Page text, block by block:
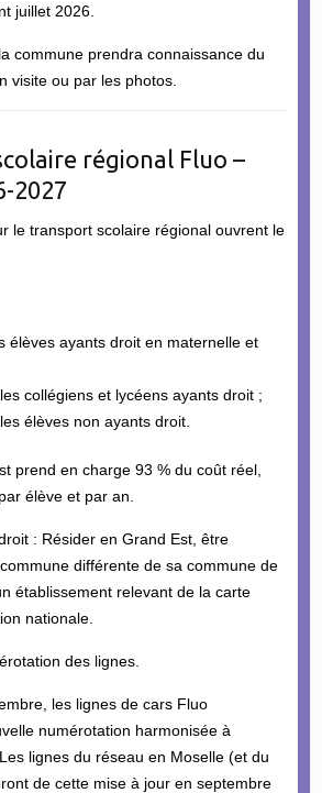
juillet 2026.
commune prendra connaissance du
visite ou par les photos.
régional Fluo –
2027
le transport scolaire régional ouvrent le
élèves ayants droit en maternelle et
collégiens et lycéens ayants droit ;
élèves non ayants droit.
prend en charge 93 % du coût réel,
élève et par an.
: Résider en Grand Est, être
différente de sa commune de
établissement relevant de la carte
nationale.
des lignes.
les lignes de cars Fluo
numérotation harmonisée à
lignes du réseau en Moselle (et du
de cette mise à jour en septembre